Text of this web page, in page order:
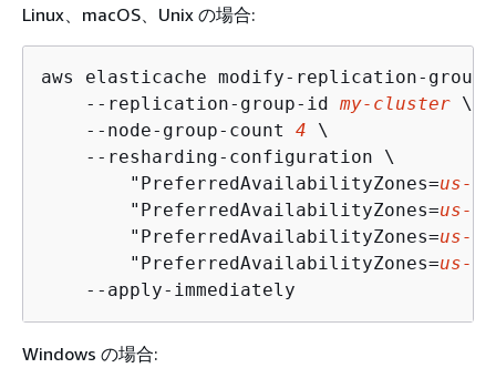
Linux、macOS、Unix の場合:
aws elasticache modify-replication-
    --replication-group-id
my-cluster \
    --node-group-count
4 \
    --resharding-configuration \
        "PreferredAvailabilityZones=
us-
        "PreferredAvailabilityZones=
us-
        "PreferredAvailabilityZones=
us-
        "PreferredAvailabilityZones=
us-
    --apply-immediately
Windows の場合: